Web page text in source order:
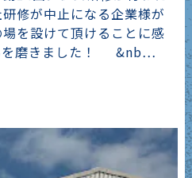
修が中止になる企業様が
を設けて頂けることに感
を磨きました！ &nb…